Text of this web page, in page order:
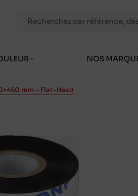
NOS
mm – Flat-Head